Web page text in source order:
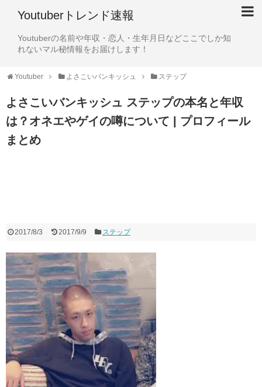
Youtuberトレンド速報
Youtuberの名前や年収・恋人・生年月日などここでしか知
れないマル秘情報をお届けします！
Youtuber よさこいバンキッシュ ステップ
よさこいバンキッシュ ステップの本名と年収
は？オネエやゲイの噂について | プロフィール
まとめ
2017/8/3 2017/9/9 ステップ